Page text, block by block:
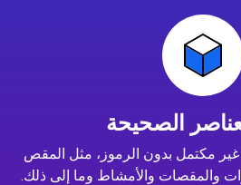
الصحيحة
غير مكتمل بدون الرموز، مثل المقص
والمقصات والأمشاط وما إلى ذلك.